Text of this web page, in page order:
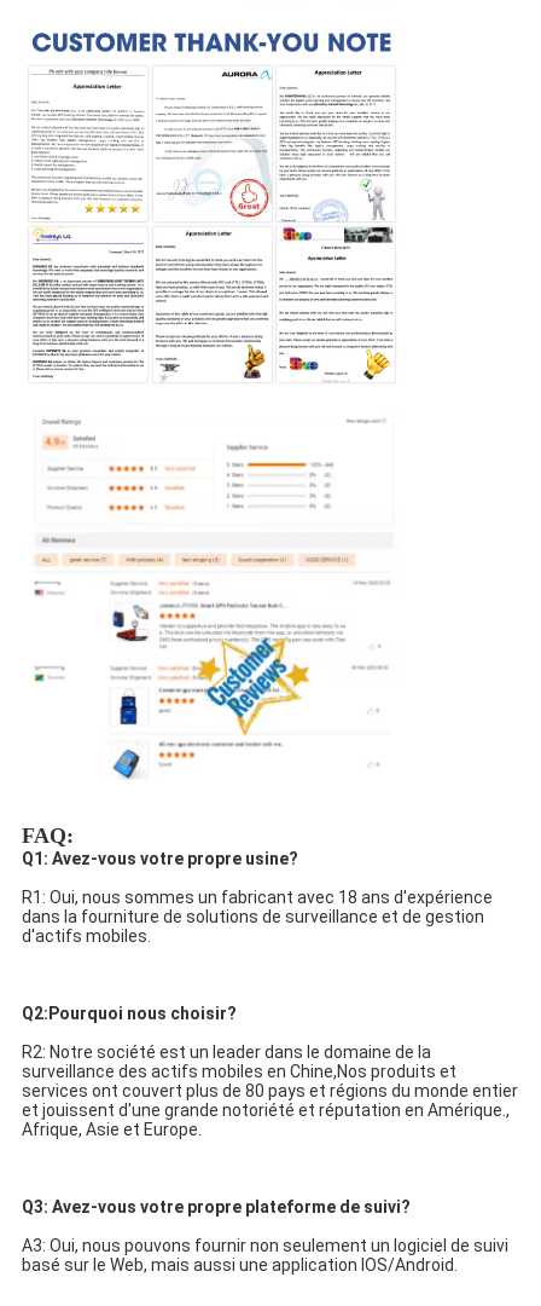
FAQ:
Q1: Avez-vous votre propre usine?
R1: Oui, nous sommes un fabricant avec 18 ans d'expérience
dans la fourniture de solutions de surveillance et de gestion
d'actifs mobiles.
Q2:Pourquoi nous choisir?
R2: Notre société est un leader dans le domaine de la
surveillance des actifs mobiles en Chine,Nos produits et
services ont couvert plus de 80 pays et régions du monde entier
et jouissent d'une grande notoriété et réputation en Amérique.,
Afrique, Asie et Europe.
Q3: Avez-vous votre propre plateforme de suivi?
A3: Oui, nous pouvons fournir non seulement un logiciel de suivi
basé sur le Web, mais aussi une application IOS/Android.